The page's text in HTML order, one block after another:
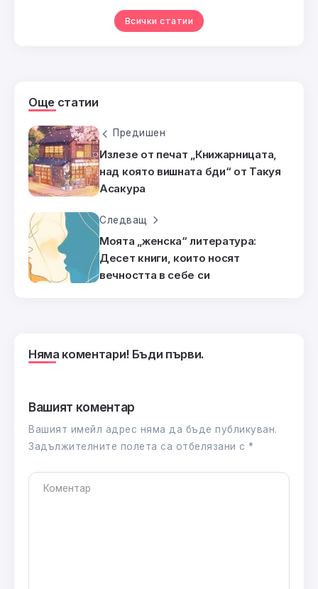
Всички статии
Още статии
Предишен
Излезе от печат „Книжарницата,
над която вишната бди“ от Такуя
Асакура
Следващ
Моята „женска“ литература:
Десет книги, които носят
вечността в себе си
Няма коментари! Бъди първи.
Вашият коментар
Вашият имейл адрес няма да бъде публикуван.
Задължителните полета са отбелязани с *